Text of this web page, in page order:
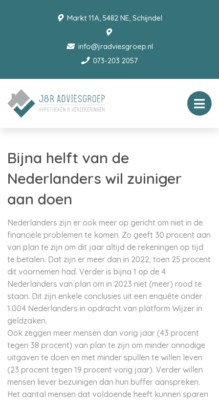
Markt 11A, 5482 NE, Schijndel
info@jradviesgroep.nl
073-203 2057
Bijna helft van de
Nederlanders wil zuiniger
aan doen
Nederlanders zijn er ook meer op gericht om niet in de
financiële problemen te komen. Zo geeft 30 procent aan
van plan te zijn om dit jaar altijd de rekeningen op tijd
te betalen. Dat zijn er meer dan in 2022, toen 25 procent
dit voornemen had. Verder is bijna 1 op de 4
Nederlanders van plan om in 2023 niet (meer) rood te
staan. Dit zijn enkele conclusies uit een enquête onder
1.004 Nederlanders in opdracht van platform Wijzer in
geldzaken.
Ook zeggen meer mensen dan vorig jaar (43 procent
tegen 38 procent) van plan te zijn om minder onnodige
uitgaven te doen en met minder spullen te willen leven
(23 procent tegen 19 procent vorig jaar). Verder willen
mensen liever bezuinigen dan hun buffer aanspreken.
Het aantal mensen dat voldoende heeft kunnen sparen